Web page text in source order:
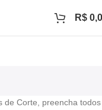
R$
de Corte, preencha todos